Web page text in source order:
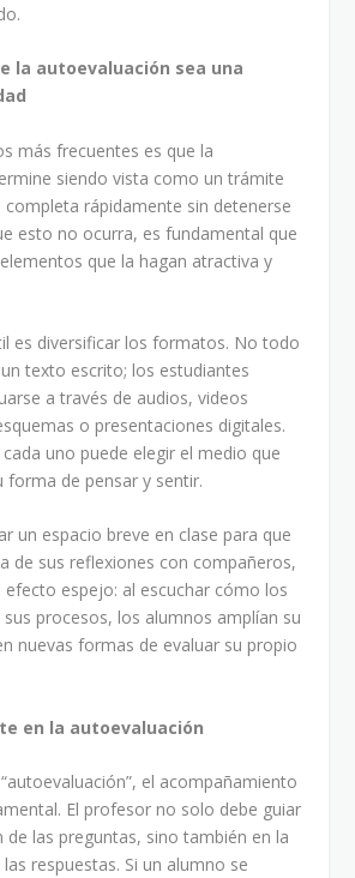
la autoevaluación sea una
más frecuentes es que la
siendo vista como un trámite
completa rápidamente sin detenerse
esto no ocurra, es fundamental que
que la hagan atractiva y
es diversificar los formatos. No todo
texto escrito; los estudiantes
a través de audios, videos
o presentaciones digitales.
uno puede elegir el medio que
forma de pensar y sentir.
un espacio breve en clase para que
de sus reflexiones con compañeros,
efecto espejo: al escuchar cómo los
procesos, los alumnos amplían su
nuevas formas de evaluar su propio
en la autoevaluación
el acompañamiento
El profesor no solo debe guiar
de las preguntas, sino también en la
respuestas. Si un alumno se